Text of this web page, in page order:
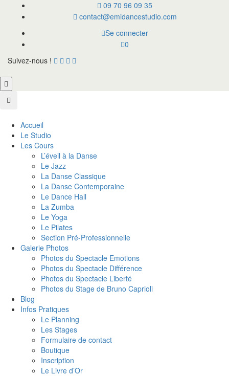
09 70 96 09 35
contact@emidancestudio.com
Se connecter
0
Suivez-nous !
Accueil
Le Studio
Les Cours
L’éveil à la Danse
Le Jazz
La Danse Classique
La Danse Contemporaine
Le Dance Hall
La Zumba
Le Yoga
Le Pilates
Section Pré-Professionnelle
Galerie Photos
Photos du Spectacle Emotions
Photos du Spectacle Différence
Photos du Spectacle Liberté
Photos du Stage de Bruno Caprioli
Blog
Infos Pratiques
Le Planning
Les Stages
Formulaire de contact
Boutique
Inscription
Le Livre d’Or